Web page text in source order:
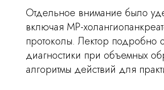
Отдельное внимание было
включая МР-
протоколы. Лектор подробно
диагностики при объемных
алгоритмы действий для